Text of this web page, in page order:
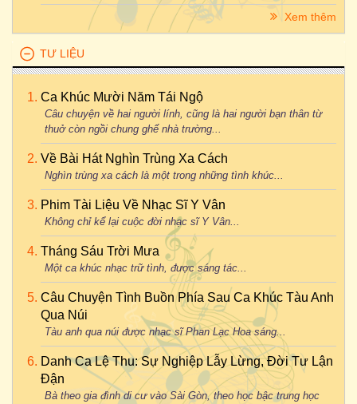
Xem thêm
TƯ LIỆU
Ca Khúc Mười Năm Tái Ngộ
Câu chuyện về hai người lính, cũng là hai người bạn thân từ
thuở còn ngồi chung ghế nhà trường...
Về Bài Hát Nghìn Trùng Xa Cách
Nghìn trùng xa cách là một trong những tình khúc...
Phim Tài Liệu Về Nhạc Sĩ Y Vân
Không chỉ kể lại cuộc đời nhạc sĩ Y Vân...
Tháng Sáu Trời Mưa
Một ca khúc nhạc trữ tình, được sáng tác...
Câu Chuyện Tình Buồn Phía Sau Ca Khúc Tàu Anh
Qua Núi
Tàu anh qua núi được nhạc sĩ Phan Lạc Hoa sáng...
Danh Ca Lệ Thu: Sự Nghiệp Lẫy Lừng, Đời Tư Lận
Đận
Bà theo gia đình di cư vào Sài Gòn, theo học bậc trung học